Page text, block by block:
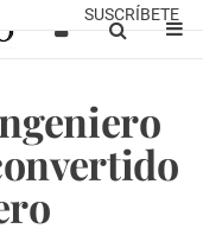
SUSCRÍBETE